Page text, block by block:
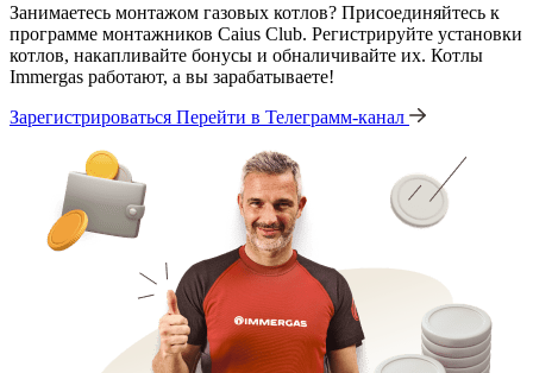
Занимаетесь монтажом газовых котлов? Присоединяйтесь к
программе монтажников Caius Club. Регистрируйте установки
котлов, накапливайте бонусы и обналичивайте их. Котлы
Immergas работают, а вы зарабатываете!
Зарегистрироваться Перейти в Телеграмм-канал